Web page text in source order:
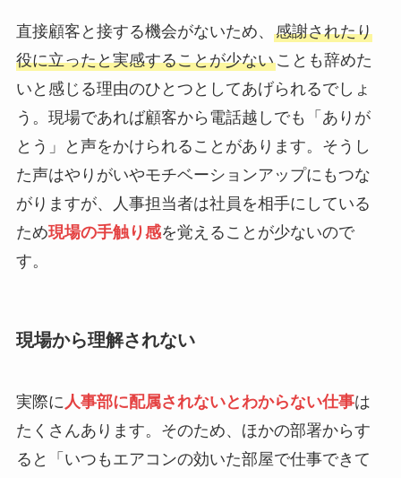
直接顧客と接する機会がないため、 感謝されたり
役に立ったと実感することが少ないことも辞めた
いと感じる理由のひとつとしてあげられるでしょ
う。現場であれば顧客から電話越しでも「ありが
とう」と声をかけられることがあります。そうし
た声はやりがいやモチベーションアップにもつな
がりますが、人事担当者は社員を相手にしている
ため現場の手触り感を覚えることが少ないので
す。
現場から理解されない
実際に人事部に配属されないとわからない仕事は
たくさんあります。そのため、ほかの部署からす
ると「いつもエアコンの効いた部屋で仕事できて